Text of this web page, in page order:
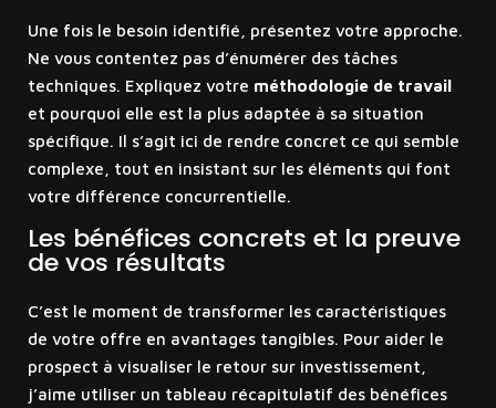
Une fois le besoin identifié, présentez votre approche.
Ne vous contentez pas d’énumérer des tâches
techniques. Expliquez votre méthodologie de travail
et pourquoi elle est la plus adaptée à sa situation
spécifique. Il s’agit ici de rendre concret ce qui semble
complexe, tout en insistant sur les éléments qui font
votre différence concurrentielle.
Les bénéfices concrets et la preuve
de vos résultats
C’est le moment de transformer les caractéristiques
de votre offre en avantages tangibles. Pour aider le
prospect à visualiser le retour sur investissement,
j’aime utiliser un tableau récapitulatif des bénéfices